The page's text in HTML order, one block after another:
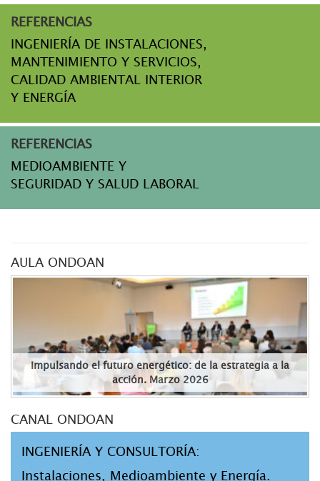
REFERENCIAS
INGENIERÍA DE INSTALACIONES,
MANTENIMIENTO Y SERVICIOS,
CALIDAD AMBIENTAL INTERIOR
Y ENERGÍA
REFERENCIAS
MEDIOAMBIENTE Y
SEGURIDAD Y SALUD LABORAL
AULA ONDOAN
Impulsando el futuro energético: de la estrategia a la
acción. Marzo 2026
CANAL ONDOAN
INGENIERÍA Y CONSULTORÍA:
Instalaciones, Medioambiente y Energía.